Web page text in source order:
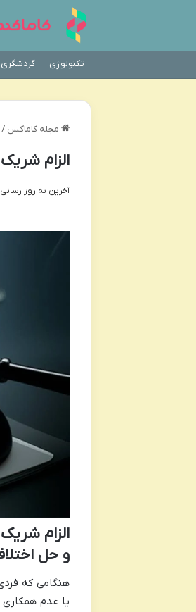
تکنولوژی گردشگری
مجله کاماکس /
الزام
آخرین به روز رسانی: 07/06/
الزام
و حل
هنگامی که
یا عدم همکاری